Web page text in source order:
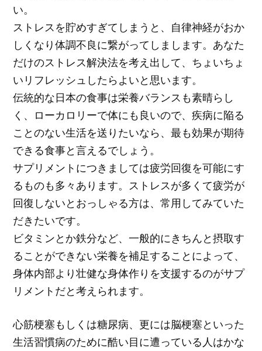
い。
ストレスを貯めすぎてしまうと、自律神経がおか
しくなり体調不良に繋がってしまします。あなた
だけのストレス解決法を考え出して、ちょいちょ
いリフレッシュしたらよいと思います。
伝統的な日本の食事は栄養バランスも素晴らし
く、ローカロリーで体にも良いので、疾病に陥る
ことのない生活を送りたいなら、最も効果が期待
できる食事と言えるでしょう。
サプリメントにつきましては疲労回復を可能にす
るものも多々あります。ストレスが多くて疲労が
回復しないとおっしゃる方は、常用してみていた
だきたいです。
ビタミンとか鉄分など、一般的にきちんと摂取す
ることができない栄養を補足することによって、
身体内部より壮健な身体作りを支援するのがサプ
リメントだと考えられます。
心筋梗塞もしくは糖尿病、更には脳梗塞といった
生活習慣病のために酷い目に遭っている人はかな